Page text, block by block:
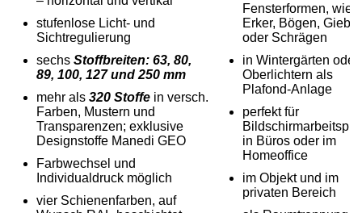
stufenlose Licht- und
Sichtregulierung
sechs Stoffbreiten: 63, 80,
89, 100, 127 und 250 mm
mehr als 320 Stoffe in versch.
Farben, Mustern und
Transparenzen; exklusive
Designstoffe Manedi GEO
Farbwechsel und
Individualdruck möglich
vier Schienenfarben, auf
Fensterformen, wie
Erker, Bögen, Giebel
oder Schrägen
in Wintergärten oder
Oberlichtern als
Plafond-Anlage
perfekt für
in Büros oder im
Homeoffice
im Objekt und im
privaten Bereich